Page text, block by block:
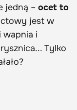
jedną – ocet to
jest w
wapnia i
Tylko